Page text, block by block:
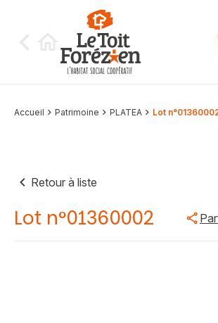
Accueil Patrimoine PLATEA Lot
Retour à liste
Lot n°01360002